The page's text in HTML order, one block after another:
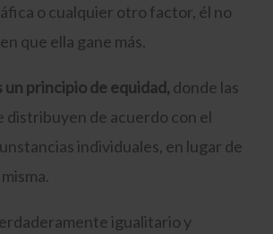
o cualquier otro factor, él no
que ella gane más.
un principio de equidad, donde las
distribuyen de acuerdo con el
individuales, en lugar de
igualitario y